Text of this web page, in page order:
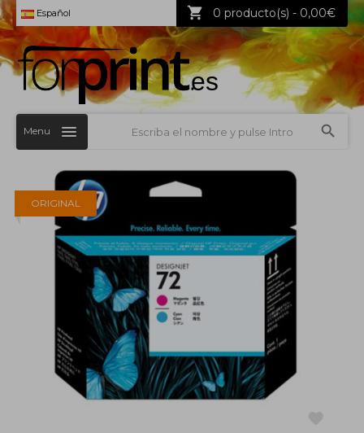
Español 0 producto(s) - 0,00€
Menu
ORIGINAL